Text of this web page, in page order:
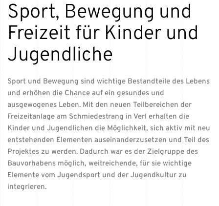
Sport, Bewegung und
Freizeit für Kinder und
Jugendliche
Sport und Bewegung sind wichtige Bestandteile des Lebens
und erhöhen die Chance auf ein gesundes und
ausgewogenes Leben. Mit den neuen Teilbereichen der
Freizeitanlage am Schmiedestrang in Verl erhalten die
Kinder und Jugendlichen die Möglichkeit, sich aktiv mit neu
entstehenden Elementen auseinanderzusetzen und Teil des
Projektes zu werden. Dadurch war es der Zielgruppe des
Bauvorhabens möglich, weitreichende, für sie wichtige
Elemente vom Jugendsport und der Jugendkultur zu
integrieren.